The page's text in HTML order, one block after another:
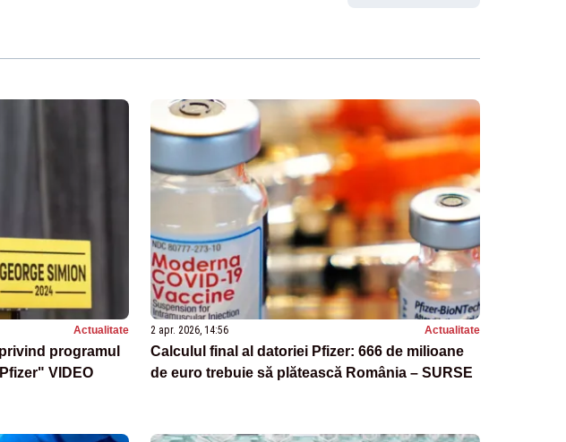
Actualitate
programul
VIDEO
2 apr. 2026, 14:56 Actualitate
Calculul final al datoriei Pfizer: 666 de milioane
de euro trebuie să plătească România – SURSE